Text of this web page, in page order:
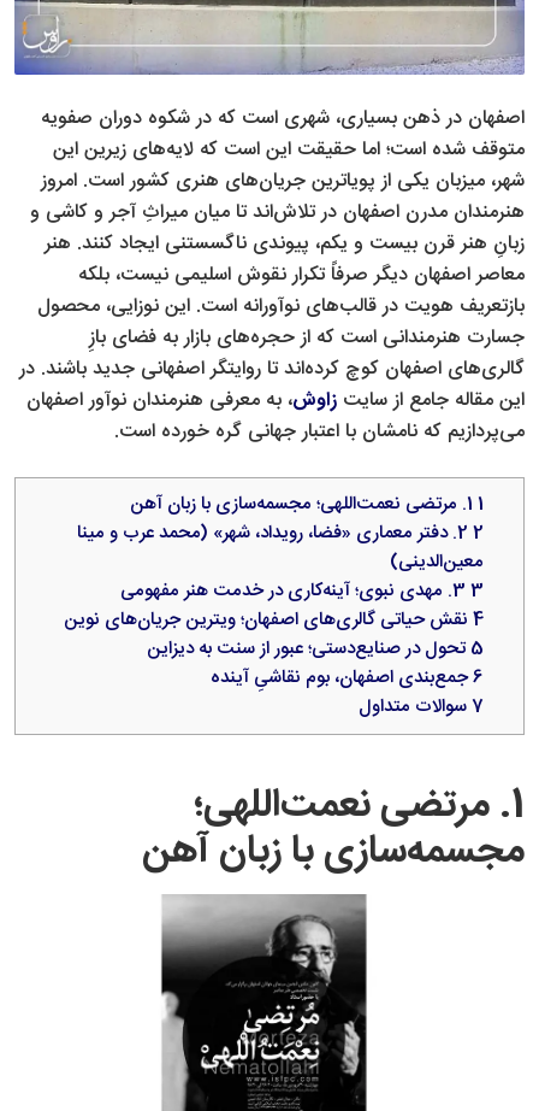
اصفهان در ذهن بسیاری، شهری است که در شکوه دوران صفویه
متوقف شده است؛ اما حقیقت این است که لایه‌های زیرین این
شهر، میزبان یکی از پویاترین جریان‌های هنری کشور است. امروز
هنرمندان مدرن اصفهان در تلاش‌اند تا میان میراثِ آجر و کاشی و
زبانِ هنر قرن بیست و یکم، پیوندی ناگسستنی ایجاد کنند. هنر
معاصر اصفهان دیگر صرفاً تکرار نقوش اسلیمی نیست، بلکه
بازتعریف هویت در قالب‌های نوآورانه است. این نوزایی، محصول
جسارت هنرمندانی است که از حجره‌های بازار به فضای بازِ
گالری‌های اصفهان کوچ کرده‌اند تا روایتگر اصفهانی جدید باشند. در
این مقاله جامع از سایت زاوش، به معرفی هنرمندان نوآور اصفهان
می‌پردازیم که نامشان با اعتبار جهانی گره خورده است.
1
2 2. دفتر معماری «فضا، رویداد، شهر» (محمد عرب و مینا
معین‌الدینی)
33. مهدی نبوی؛ آینه‌کاری در خدمت هنر مفهومی
4نقش حیاتی گالری‌های اصفهان؛ ویترین جریان‌های نوین
5تحول در صنایع‌دستی؛ عبور از سنت به دیزاین
6جمع‌بندی اصفهان، بوم نقاشیِ آینده
7سوالات متداول
1. مرتضی نعمت‌اللهی؛
مجسمه‌سازی با زبان آهن